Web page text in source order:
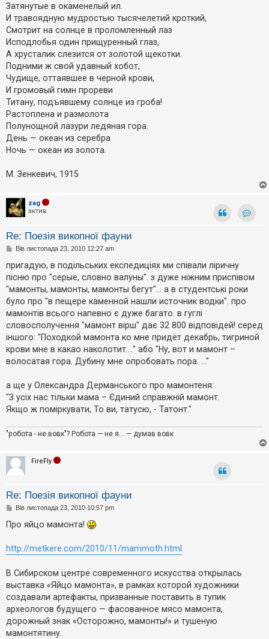
Затянутые в окаменелый ил.
И травоядную мудростью тысячелетий кроткий,
Смотрит на солнце в проломленный лаз
Исподлобья один прищуренный глаз,
А хрусталик слезится от золотой щекотки.
Подними ж свой удавный хобот,
Чудище, оттаявшее в черной крови,
И громовый гимн прореви
Титану, подъявшему солнце из гроба!
Растоплена и размолота
Полунощной лазури ледяная гора.
День — океан из серебра
Ночь — океан из золота.
М. Зенкевич, 1915
zag
актив
Re: Поезія викопної фауни
П
в
д
о
м
л
е
н
н
Вів листопада 23, 2010 12:27 am
пригадую, в подільських експедиціях ми співали ліричну
пісню про "серые, словно валуны". з дуже ніжним приспівом
"мамонты, мамонты, мамонты бегут"... а в студентські роки
було про "в пещере каменной нашли источник водки". про
мамонтів всього напевно є дуже багато. в гуглі
словосполучення "мамонт вірш" дає 32 800 відповідей! серед
іншого: "Походкой мамонта ко мне придёт декабрь, тигриной
крови мне в какао наколотит...." або "Ну, вот и мамонт –
волосатая гора. Дубину мне опробовать пора. ..."
а ще у Олександра Дерманського про мамонтеня:
"З усіх нас тільки мама – Єдиний справжній мамонт.
Якщо ж поміркувати, То ви, татусю, - Татонт."
"робота - не вовк"? Робота — не я... — думав вовк
FireFly
Re: Поезія викопної фауни
П
в
о
м
е
н
н
Вів листопада 23, 2010 10:57 pm
Про яйцо мамонта!
http://metkere.com/2010/11/mammoth.html
В Сибирском центре современного искусства открылась
выставка «Яйцо мамонта», в рамках которой художники
создавали артефакты, призванные поставить в тупик
археологов будущего — фасованное мясо мамонта,
дорожный знак «Осторожно, мамонты!» и тушеную
мамонтятину.